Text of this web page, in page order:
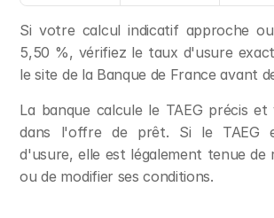
Si votre calcul indicatif approche
5,50 %, vérifiez le taux d'usure
le site de la Banque de France avant
La banque calcule le TAEG précis et
dans l'offre de prêt. Si le TAEG
d'usure, elle est légalement tenue de
ou de modifier ses conditions.